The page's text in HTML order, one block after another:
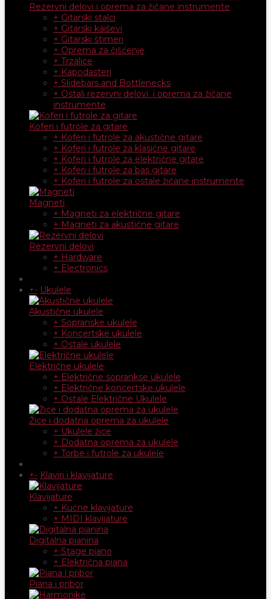
Rezervni delovi i oprema za žičane instrumente
+ Gitarski stalci
+ Gitarski kaiševi
+ Gitarski štimeri
+ Oprema za čišćenje
+ Trzalice
+ Kapodasteri
+ Slidebars and Bottlenecks
+ Ostali rezervni delovi i oprema za žičane
instrumente
Koferi i futrole za gitare
+ Koferi i futrole za akustične gitare
+ Koferi i futrole za klasične gitare
+ Koferi i futrole za električne gitare
+ Koferi i futrole za bas gitare
+ Koferi i futrole za ostale žičane instrumente
Magneti
+ Magneti za električne gitare
+ Magneti za akustične gitare
Rezervni delovi
+ Hardware
+ Electronics
+- Ukulele
Akustične ukulele
+ Sopranske ukulele
+ Koncertske ukulele
+ Ostale ukulele
Električne ukulele
+ Električne soprankse ukulele
+ Električne koncertske ukulele
+ Ostale Električne Ukulele
Žice i dodatna oprema za ukulele
+ Ukulele žice
+ Dodatna oprema za ukulele
+ Torbe i futrole za ukulele
+- Klaviri i klavijature
Klavijature
+ Kućne klavijature
+ MIDI klavijature
Digitalna pianina
+ Stage piano
+ Električna piana
Piana i pribor